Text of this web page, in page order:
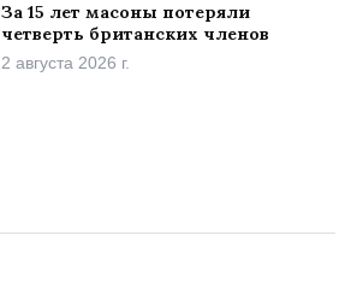
За 15 лет масоны потеряли
четверть британских членов
2 августа 2026 г.